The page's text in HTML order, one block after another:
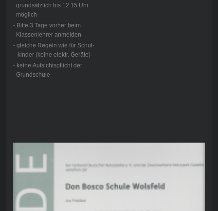
grundsätzlich bis 12.15 Uhr
möglich
- Bitte 3 Tage vorher beim
Klassenlehrer anmelden
- gleiche Regeln wie für Schul-
kinder (keine elektr. Geräte)
- keine Aufsichtspflicht der
Grundschule